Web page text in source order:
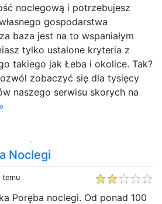
noclegową i potrzebujesz
gospodarstwa
baza jest na to wspaniałym
tylko ustalone kryteria z
takiego jak Łeba i okolice. Tak?
zobaczyć się dla tysięcy
naszego serwisu skorych na
Noclegi
temu
Poręba noclegi. Od ponad 100